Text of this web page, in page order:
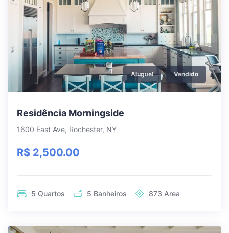
Aluguel Vendido
Residência Morningside
1600 East Ave, Rochester, NY
R$ 2,500.00
5 Quartos 5 Banheiros 873 Area